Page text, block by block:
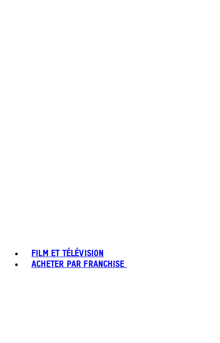
FILM ET TÉLÉVISION
ACHETER PAR FRANCHISE